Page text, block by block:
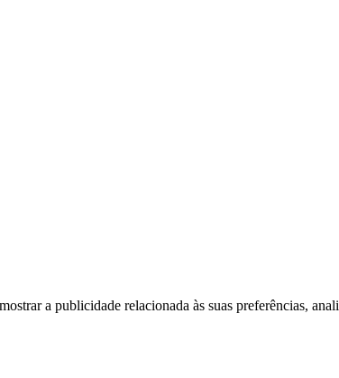
a publicidade relacionada às suas preferências,